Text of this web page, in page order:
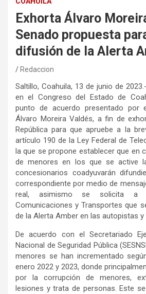
Exhorta Álvaro
Senado propuesta
difusión de la Alerta
Redaccion
Saltillo, Coahuila, 13 de junio de
en el Congreso del Estado de
punto de acuerdo presentado por
Álvaro Moreira Valdés, a fin de
República para que apruebe a la
artículo 190 de la Ley Federal de
la que se propone establecer que en
de menores en los que se active
concesionarios coadyuvarán
correspondiente por medio de
real, asimismo se solicita a
Comunicaciones y Transportes que
de la Alerta Amber en las autopistas
De acuerdo con el Secretariado
Nacional de Seguridad Pública
menores se han incrementado
enero 2022 y 2023, donde
por la corrupción de menores,
lesiones y trata de personas. Este